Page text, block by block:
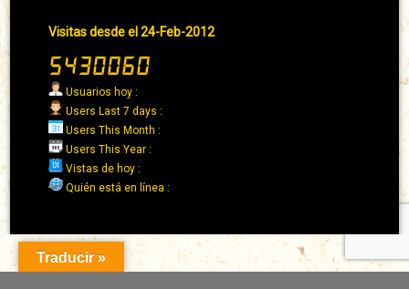
→
Abaixo
de
página
→
Derecha
Visitas desde el 24-Feb-2012
Usuarios hoy :
Users Last 7 days :
Users This Month :
Users This Year :
Vistas de hoy :
Quién está en línea :
Traducir »